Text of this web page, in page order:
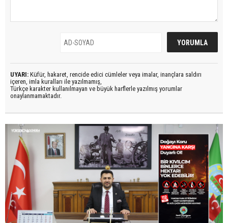
UYARI: Küfür, hakaret, rencide edici cümleler veya imalar, inançlara saldırı
içeren, imla kuralları ile yazılmamış,
Türkçe karakter kullanılmayan ve büyük harflerle yazılmış yorumlar
onaylanmamaktadır.